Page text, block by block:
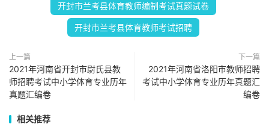
开封市兰考县体育教师编制考试真题试卷
开封市兰考县体育教师考试招聘
上一篇
2021年河南省开封市尉氏县教
师招聘考试中小学体育专业历年
真题汇编卷
下一篇
2021年河南省洛阳市教师招聘
考试中小学体育专业历年真题汇
编卷
相关推荐